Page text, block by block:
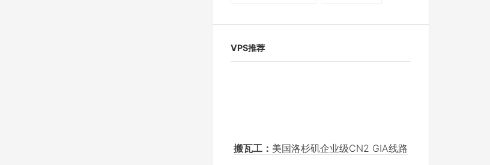
VPS推荐
搬瓦工： 美国洛杉矶企业级CN2 GIA线路